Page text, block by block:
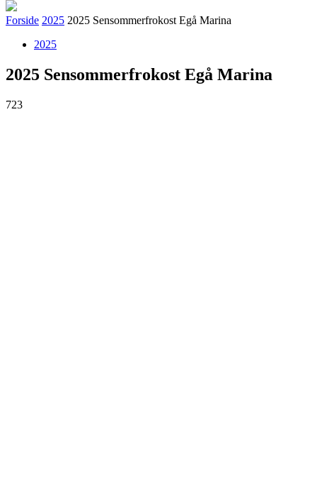
Forside 2025 2025 Sensommerfrokost Egå Marina
2025
2025 Sensommerfrokost Egå Marina
723